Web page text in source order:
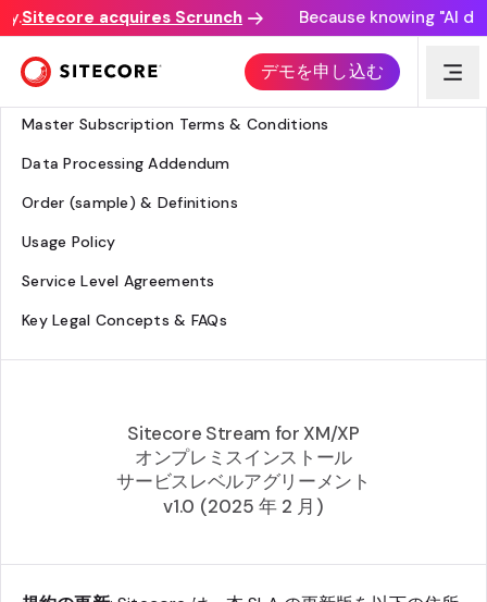
Sitecore acquires Scrunch Because knowing "AI
デモを申し込む
Agreement Overview
Master Subscription Terms & Conditions
Data Processing Addendum
Order (sample) & Definitions
Usage Policy
Service Level Agreements
Key Legal Concepts & FAQs
Sitecore Stream for XM/XP
オンプレミスインストール
サービスレベルアグリーメント
v1.0 (2025 年 2 月)